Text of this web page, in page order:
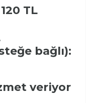
TL
bağlı):
veriyor